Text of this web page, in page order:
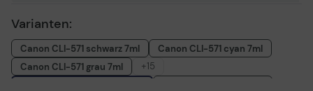
Canon Pixma TS9050 Multifunktions-InkJet (1371C006)
Canon Pixma TS9055 Multifunktions-InkJet
Canon Pixma TS6052 Multifunktions-InkJet (1348C048)
Varianten:
Canon CLI-571 schwarz 7ml
Canon CLI-571 cyan 7ml
Canon CLI-571 grau 7ml
+15